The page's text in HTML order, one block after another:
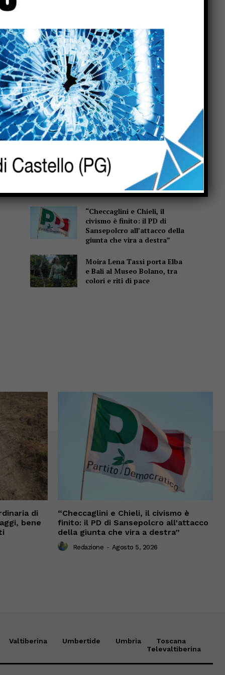
Incendio a Casaccia, nel
comune di Monte Santa
Maria Tiberina: rogo in fase
di contenimento
Monte Santa Maria Tiberina:
incendio tra Casaccia e
Rovereto di Marcignano, il
sindaco ringrazia i
soccorritori
straordinaria di fossi e
canali: Simone Selvaggi,
bene anche la risposta dei
privati
“Checcaglini e Chieli, il
civismo è finito: il PD di
Sansepolcro all’attacco della
giunta che vira a destra”
Moira Lena Tassi porta Elba
e Bali al Museo Bolano, tra
colori e riti di pace
di
bene
“Checcaglini e Chieli, il civismo è
finito: il PD di Sansepolcro all’attacco
della giunta che vira a destra”
Redazione - Agosto 5, 2026
Valtiberina Umbertide Umbria
Toscana
Televaltiberina